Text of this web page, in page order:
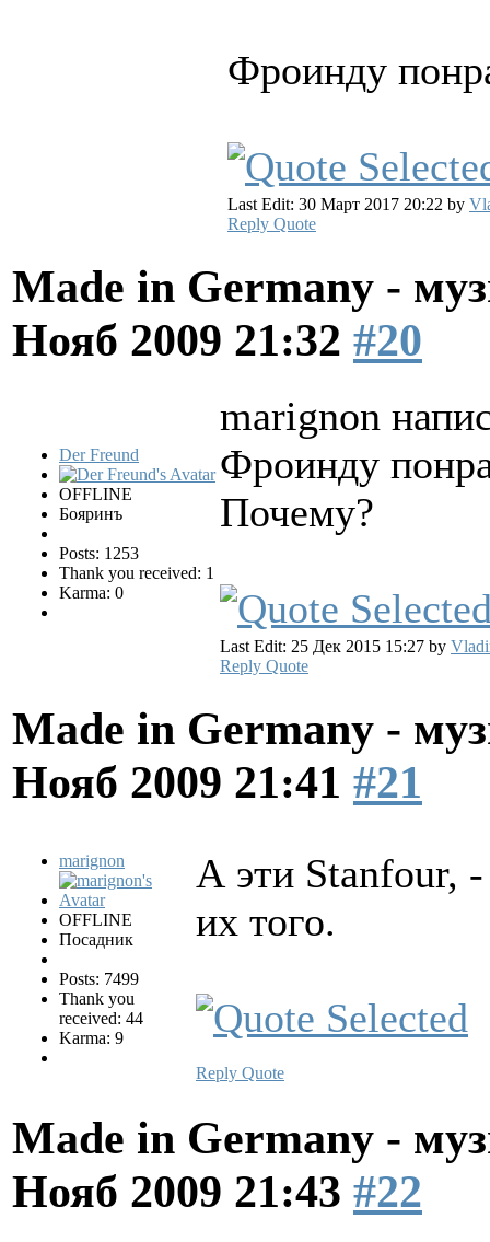
Фроинду
Last Edit: 30 Март 2017 20:22 by
Reply Quote
Made in Germany -
Нояб 2009 21:32 #20
Der Freund
OFFLINE
Бояринъ
Posts: 1253
Thank you received: 1
Karma: 0
marignon
Фроинду
Почему?
Last Edit: 25 Дек 2015 15:27 by
Reply Quote
Made in Germany -
Нояб 2009 21:41 #21
marignon
OFFLINE
Посадник
Posts: 7499
Thank you
received: 44
Karma: 9
А эти Stanfour,
их того.
Reply Quote
Made in Germany -
Нояб 2009 21:43 #22